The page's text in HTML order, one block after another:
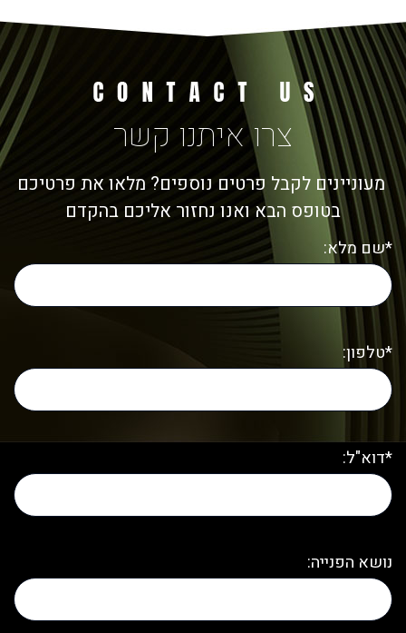
צרו איתנו קשר
מעוניינים לקבל פרטים נוספים? מלאו את פרטיכם
בטופס הבא ואנו נחזור אליכם בהקדם
*שם מלא:
*טלפון:
*דוא"ל:
נושא הפנייה: